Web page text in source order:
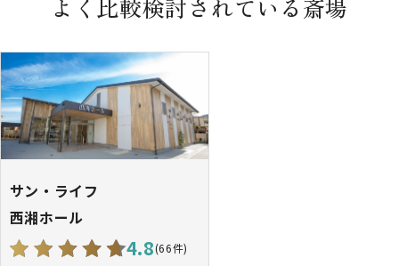
よく比較検討されている斎場
サン・ライフ
西湘ホール
4.8(66件)